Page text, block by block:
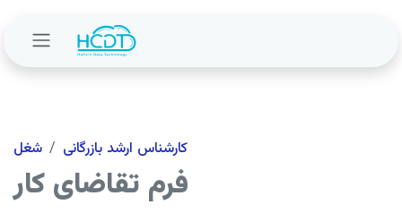
شغل کارشناس ارشد بازرگانی
فرم تقاضای کار